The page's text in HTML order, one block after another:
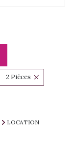
2 Pièces
LOCATION